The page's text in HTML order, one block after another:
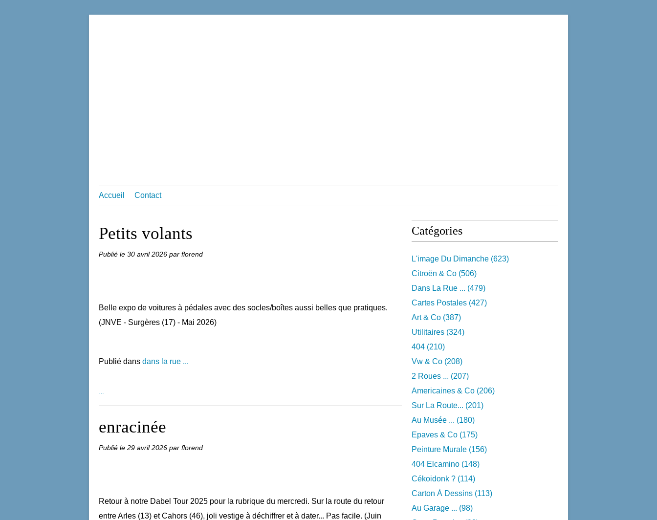
Accueil Contact
Petits volants
Publié le 30 avril 2026 par florend
Belle expo de voitures à pédales avec des socles/boîtes aussi belles que pratiques.
(JNVE - Surgères (17) - Mai 2026)
Publié dans dans la rue ...
enracinée
Publié le 29 avril 2026 par florend
Retour à notre Dabel Tour 2025 pour la rubrique du mercredi. Sur la route du retour
entre Arles (13) et Cahors (46), joli vestige à déchiffrer et à dater... Pas facile. (Juin
Catégories
L'image Du Dimanche (623)
Citroën & Co (506)
Dans La Rue ... (479)
Cartes Postales (427)
Art & Co (387)
Utilitaires (324)
404 (210)
Vw & Co (208)
2 Roues ... (207)
Americaines & Co (206)
Sur La Route... (201)
Au Musée ... (180)
Epaves & Co (175)
Peinture Murale (156)
404 Elcamino (148)
Cékoidonk ? (114)
Carton À Dessins (113)
Au Garage ... (98)